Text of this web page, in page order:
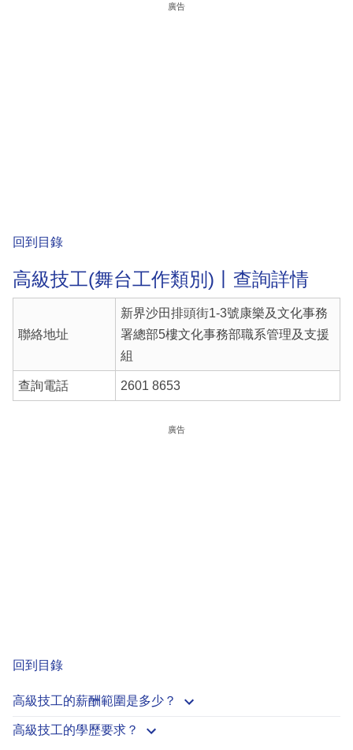
廣告
回到目錄
高級技工(舞台工作類別)丨查詢詳情
聯絡地址
新界沙田排頭街1-3號康樂及文化事務
署總部5樓文化事務部職系管理及支援
組
查詢電話 2601 8653
廣告
回到目錄
高級技工的薪酬範圍是多少？
高級技工的學歷要求？